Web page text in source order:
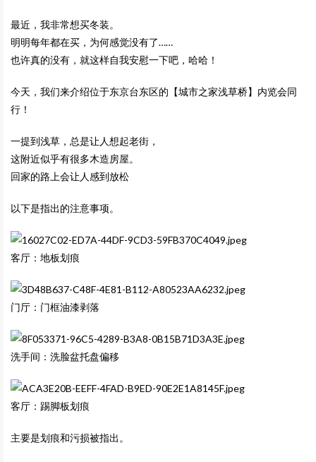
最近，我非常想买冬装。
明明每年都在买，为何感觉没有了……
也许真的没有，就这样自我安慰一下吧，哈哈！
今天，我们来介绍位于东京台东区的【城市之家浅草桥】内览会同
行！
一提到浅草，总是让人想起老街，
这附近似乎有很多木造房屋。
回家的路上会让人感到放松
以下是指出的注意事项。
客厅：地板划痕
门厅：门框油漆剥落
洗手间：洗脸盆托盘偏移
客厅：踢脚板划痕
主要是划痕和污损被指出。